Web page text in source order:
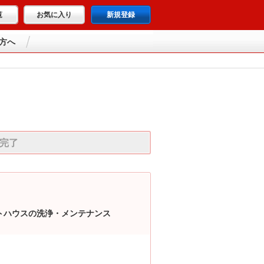
お気に入り 新規登録
へ
了
ウスの洗浄・メンテナンス